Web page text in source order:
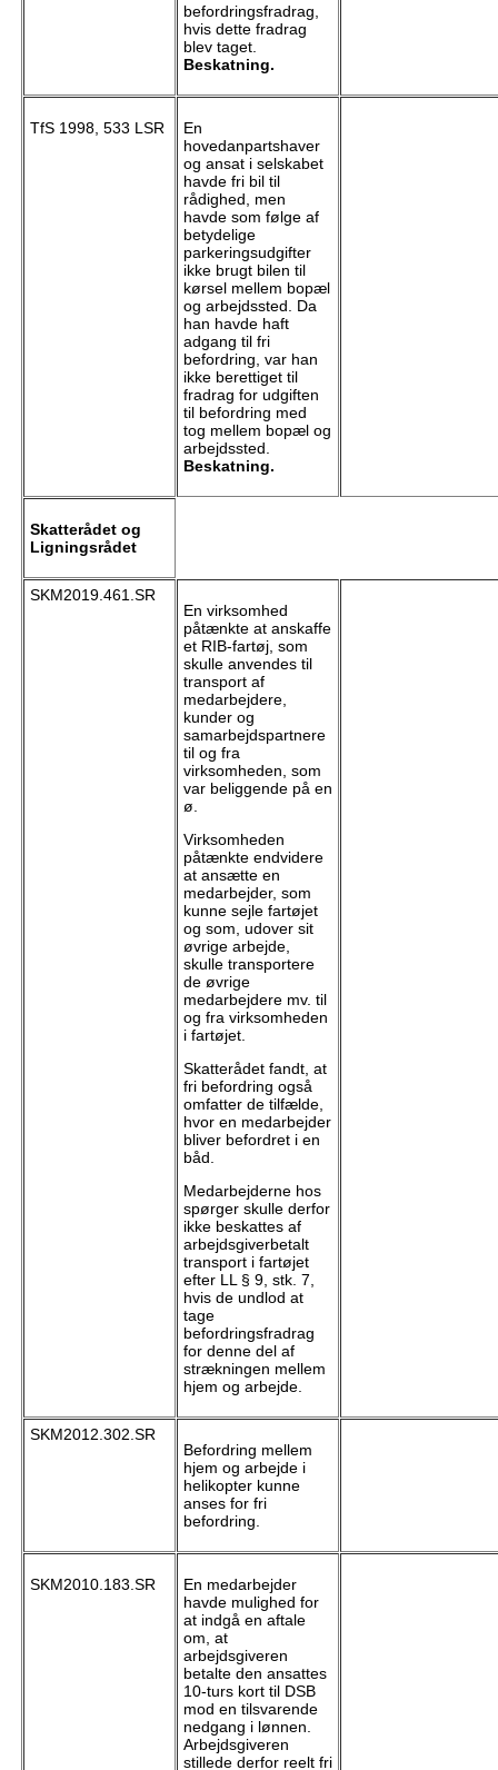
befordringsfradrag,
hvis dette fradrag
blev taget.
Beskatning.
TfS 1998, 533 LSR
En
hovedanpartshaver
og ansat i selskabet
havde fri bil til
rådighed, men
havde som følge af
betydelige
parkeringsudgifter
ikke brugt bilen til
kørsel mellem bopæl
og arbejdssted. Da
han havde haft
adgang til fri
befordring, var han
ikke berettiget til
fradrag for udgiften
til befordring med
tog mellem bopæl og
arbejdssted.
Beskatning.
Skatterådet og
Ligningsrådet
SKM2019.461.SR
En virksomhed
påtænkte at anskaffe
et RIB-fartøj, som
skulle anvendes til
transport af
medarbejdere,
kunder og
samarbejdspartnere
til og fra
virksomheden, som
var beliggende på en
ø.
Virksomheden
påtænkte endvidere
at ansætte en
medarbejder, som
kunne sejle fartøjet
og som, udover sit
øvrige arbejde,
skulle transportere
de øvrige
medarbejdere mv. til
og fra virksomheden
i fartøjet.
Skatterådet fandt, at
fri befordring også
omfatter de tilfælde,
hvor en medarbejder
bliver befordret i en
båd.
Medarbejderne hos
spørger skulle derfor
ikke beskattes af
arbejdsgiverbetalt
transport i fartøjet
efter LL § 9, stk. 7,
hvis de undlod at
tage
befordringsfradrag
for denne del af
strækningen mellem
hjem og arbejde.
SKM2012.302.SR
Befordring mellem
hjem og arbejde i
helikopter kunne
anses for fri
befordring.
SKM2010.183.SR
En medarbejder
havde mulighed for
at indgå en aftale
om, at
arbejdsgiveren
betalte den ansattes
10-turs kort til DSB
mod en tilsvarende
nedgang i lønnen.
Arbejdsgiveren
stillede derfor reelt fri